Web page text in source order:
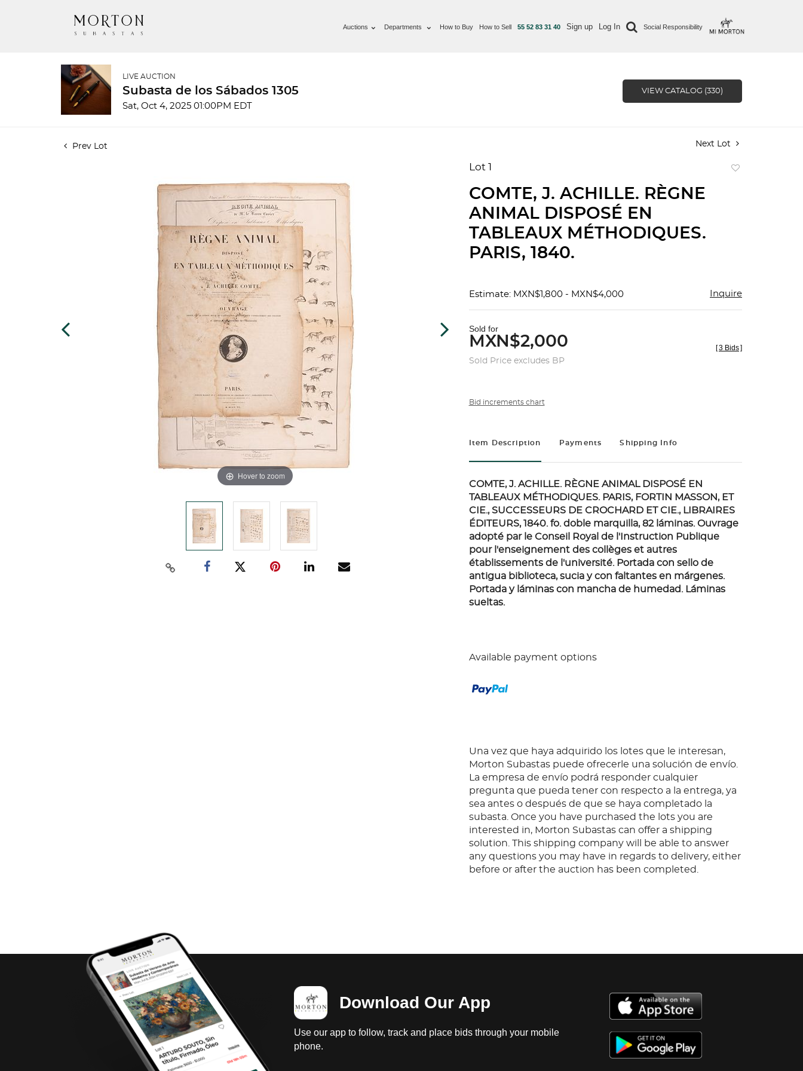
Auctions Departments How to Buy How to Sell 55 52 83 31 40 Sign up Log In Social Responsibility
LIVE AUCTION
Subasta de los Sábados 1305
Sat, Oct 4, 2025 01:00PM EDT
VIEW CATALOG (330)
Prev Lot Next Lot
Hover to zoom
Lot 1
COMTE, J. ACHILLE. RÈGNE
ANIMAL DISPOSÉ EN
TABLEAUX MÉTHODIQUES.
PARIS, 1840.
Estimate: MXN$1,800 - MXN$4,000 Inquire
Sold for
MXN$2,000
Sold Price excludes BP
[3 Bids]
Bid increments chart
Item Description Payments Shipping Info
COMTE, J. ACHILLE. RÈGNE ANIMAL DISPOSÉ EN
TABLEAUX MÉTHODIQUES. PARIS, FORTIN MASSON, ET
CIE., SUCCESSEURS DE CROCHARD ET CIE., LIBRAIRES
ÉDITEURS, 1840.fo. doble marquilla, 82 láminas. Ouvrage
adopté par le Conseil Royal de l'Instruction Publique
pour l'enseignement des collèges et autres
établissements de l'université. Portada con sello de
antigua biblioteca, sucia y con faltantes en márgenes.
Portada y láminas con mancha de humedad. Láminas
sueltas.
Available payment options
Una vez que haya adquirido los lotes que le interesan,
Morton Subastas puede ofrecerle una solución de envío.
La empresa de envío podrá responder cualquier
pregunta que pueda tener con respecto a la entrega, ya
sea antes o después de que se haya completado la
subasta. Once you have purchased the lots you are
interested in, Morton Subastas can offer a shipping
solution. This shipping company will be able to answer
any questions you may have in regards to delivery, either
before or after the auction has been completed.
Download Our App
Use our app to follow, track and place bids through your mobile
phone.